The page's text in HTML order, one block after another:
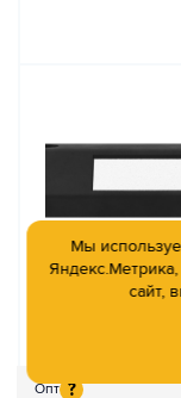
Светоотражатель
Опт ?
Мы
сайт,